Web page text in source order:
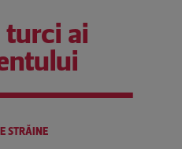
ai
STRĂINE